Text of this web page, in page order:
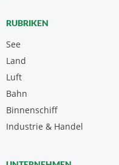
RUBRIKEN
See
Land
Luft
Bahn
Binnenschiff
Industrie & Handel